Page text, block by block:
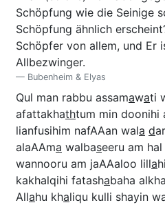
Schöpfung wie die Seinige
Schöpfung ähnlich
Schöpfer von allem, und Er
Allbezwinger.
Bubenheim & Elyas
Qul man rabbu assamawati
afattakhathtum min doonihi
lianfusihim nafAAan wala d
alaAAma walbaseeru am
wannooru am jaAAaloo lilla
kakhalqihi fatashabaha
Allahu khaliqu kulli shayin